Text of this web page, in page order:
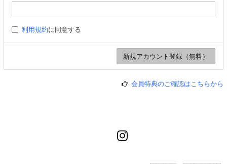
利用規約に同意する
会員特典のご確認はこちらから